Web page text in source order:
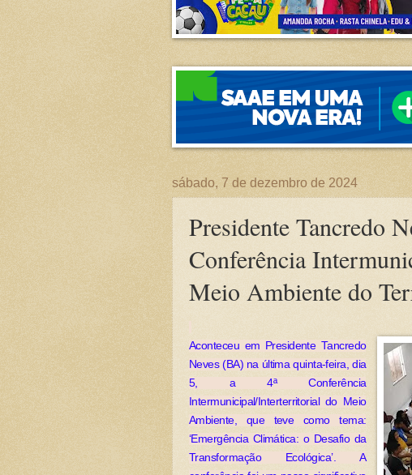
sábado, 7 de dezembro de 2024
Presidente Tancredo
Conferência
Meio Ambiente do
Aconteceu em Presidente Tancredo
Neves (BA) na última quinta-feira, dia
5, a 4ª Conferência
Intermunicipal/Interterritorial do Meio
Ambiente, que teve como tema:
‘Emergência Climática: o Desafio da
Transformação Ecológica’. A